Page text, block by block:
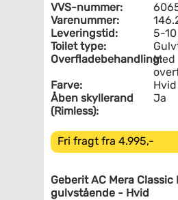
VVS-nummer:
Varenummer:
Leveringstid:
5-
Toilet type:
Overfladebehandling:Med
Farve:
Hvid
Åben skyllerand
(Rimless):
Ja
Fri fragt fra 4.995,-
Geberit AC Mera
gulvstående - Hvid